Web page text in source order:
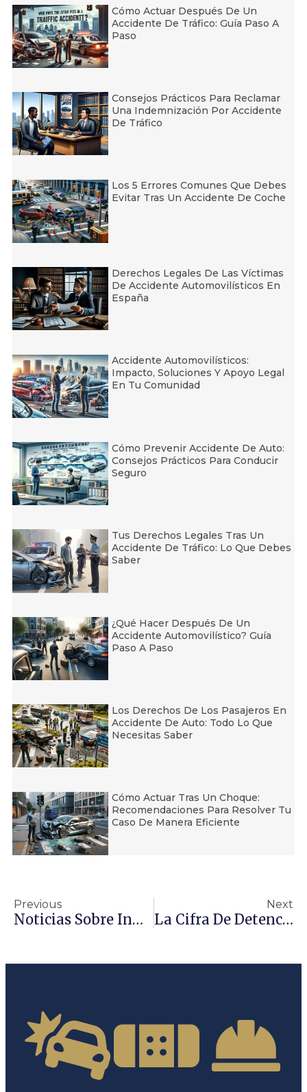
Cómo Actuar Después De Un
Accidente De Tráfico: Guía Paso A
Paso
Consejos Prácticos Para Reclamar
Una Indemnización Por Accidente
De Tráfico
Los 5 Errores Comunes Que Debes
Evitar Tras Un Accidente De Coche
Derechos Legales De Las Víctimas
De Accidente Automovilísticos En
España
Accidente Automovilísticos:
Impacto, Soluciones Y Apoyo Legal
En Tu Comunidad
Cómo Prevenir Accidente De Auto:
Consejos Prácticos Para Conducir
Seguro
Tus Derechos Legales Tras Un
Accidente De Tráfico: Lo Que Debes
Saber
¿Qué Hacer Después De Un
Accidente Automovilístico? Guía
Paso A Paso
Los Derechos De Los Pasajeros En
Accidente De Auto: Todo Lo Que
Necesitas Saber
Cómo Actuar Tras Un Choque:
Recomendaciones Para Resolver Tu
Caso De Manera Eficiente
Previous
Noticias Sobre Inmigración En Los Titulares De Septiembre De 2021
Next
La Cifra De Detenciones De Inmigrantes Ha Disminuido Dramáticamente